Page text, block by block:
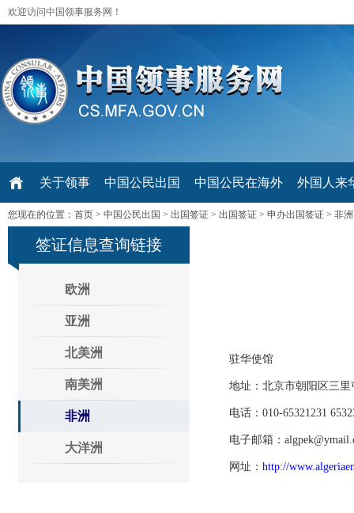
欢迎访问中国领事服务网！
关于领事 中国公民出国 中国公民在海外 外国人来
您现在的位置： 首页 > 中国公民出国 > 出国签证 > 出国签证 > 申办出国签证 > 非洲
签证信息查询链接
欧洲
亚洲
北美洲
南美洲
非洲
大洋洲
驻华使馆
地址：北京市朝阳区三里
电话：010-65321231
电子邮箱：
网址： http://